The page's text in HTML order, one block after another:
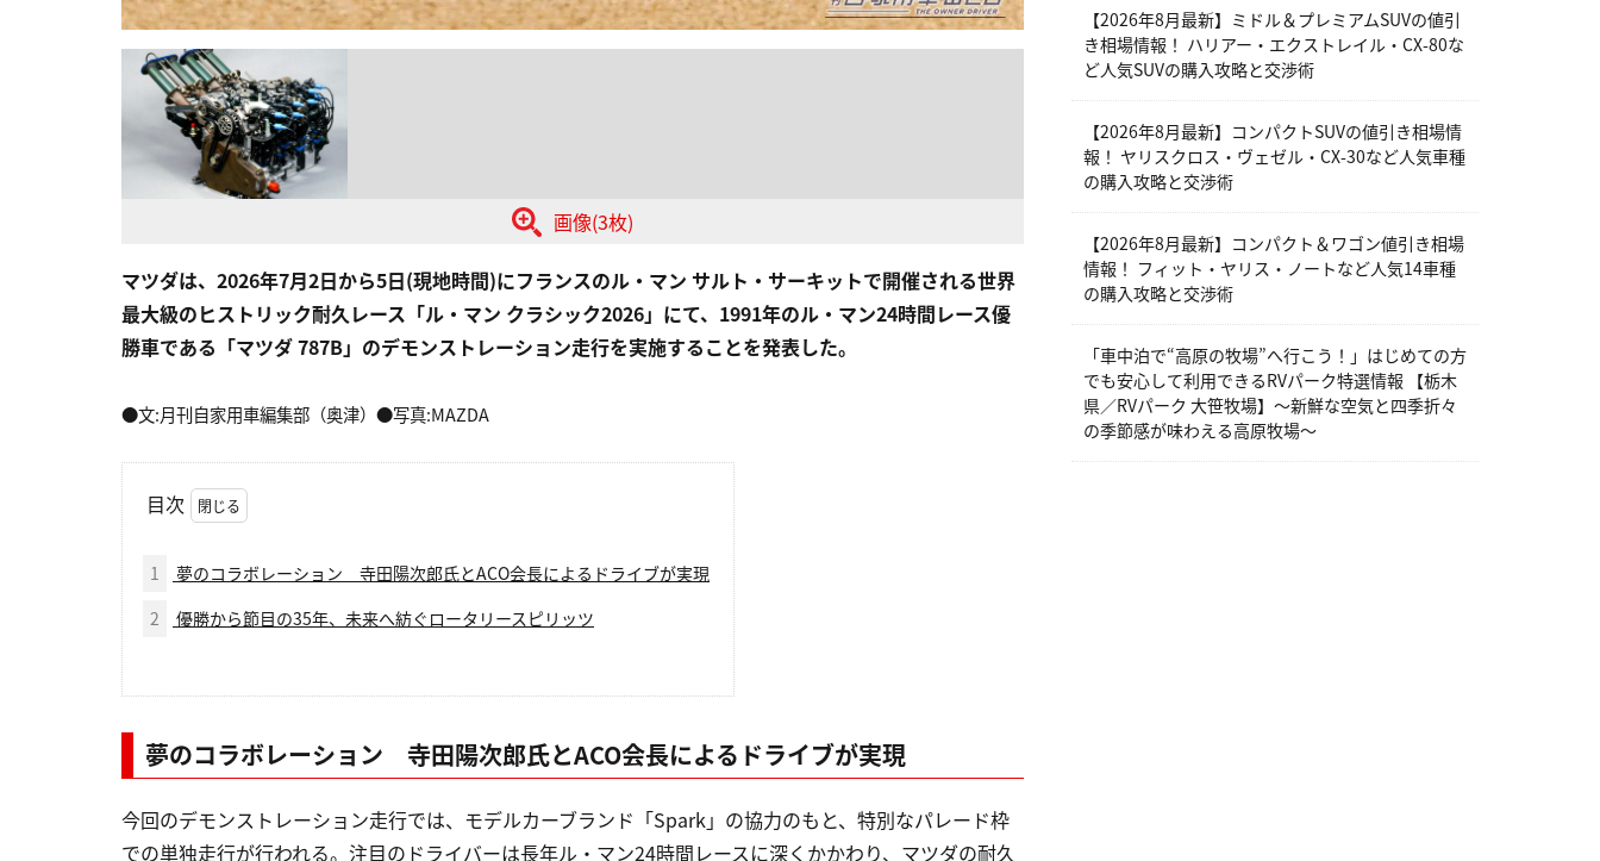
画像(3枚)
マツダは、2026年7月2日から5日(現地時間)にフランスのル・マン サルト・サーキットで開催される世界
最大級のヒストリック耐久レース「ル・マン クラシック2026」にて、1991年のル・マン24時間レース優
勝車である「マツダ 787B」のデモンストレーション走行を実施することを発表した。
●文:月刊自家用車編集部（奥津）●写真:MAZDA
目次
1
夢のコラボレーション 寺田陽次郎氏とACO会長によるドライブが実現
2
優勝から節目の35年、未来へ紡ぐロータリースピリッツ
夢のコラボレーション 寺田陽次郎氏とACO会長によるドライブが実現
今回のデモンストレーション走行では、モデルカーブランド「Spark」の協力のもと、特別なパレード枠
での単独走行が行われる。注目のドライバーは長年ル・マン24時間レースに深くかかわり、マツダの耐久
【2026年8月最新】ミドル＆プレミアムSUVの値引
き相場情報！ ハリアー・エクストレイル・CX-80な
ど人気SUVの購入攻略と交渉術
【2026年8月最新】コンパクトSUVの値引き相場情
報！ ヤリスクロス・ヴェゼル・CX-30など人気車種
の購入攻略と交渉術
【2026年8月最新】コンパクト＆ワゴン値引き相場
情報！ フィット・ヤリス・ノートなど人気14車種
の購入攻略と交渉術
「車中泊で“高原の牧場”へ行こう！」はじめての方
でも安心して利用できるRVパーク特選情報 【栃木
県／RVパーク 大笹牧場】～新鮮な空気と四季折々
の季節感が味わえる高原牧場～